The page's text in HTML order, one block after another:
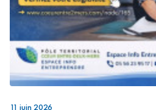
11 juin 2026